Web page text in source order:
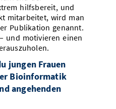
hilfsbereit, und
mitarbeitet, wird man
Publikation genannt.
und motivieren einen
jungen Frauen
Bioinformatik
angehenden